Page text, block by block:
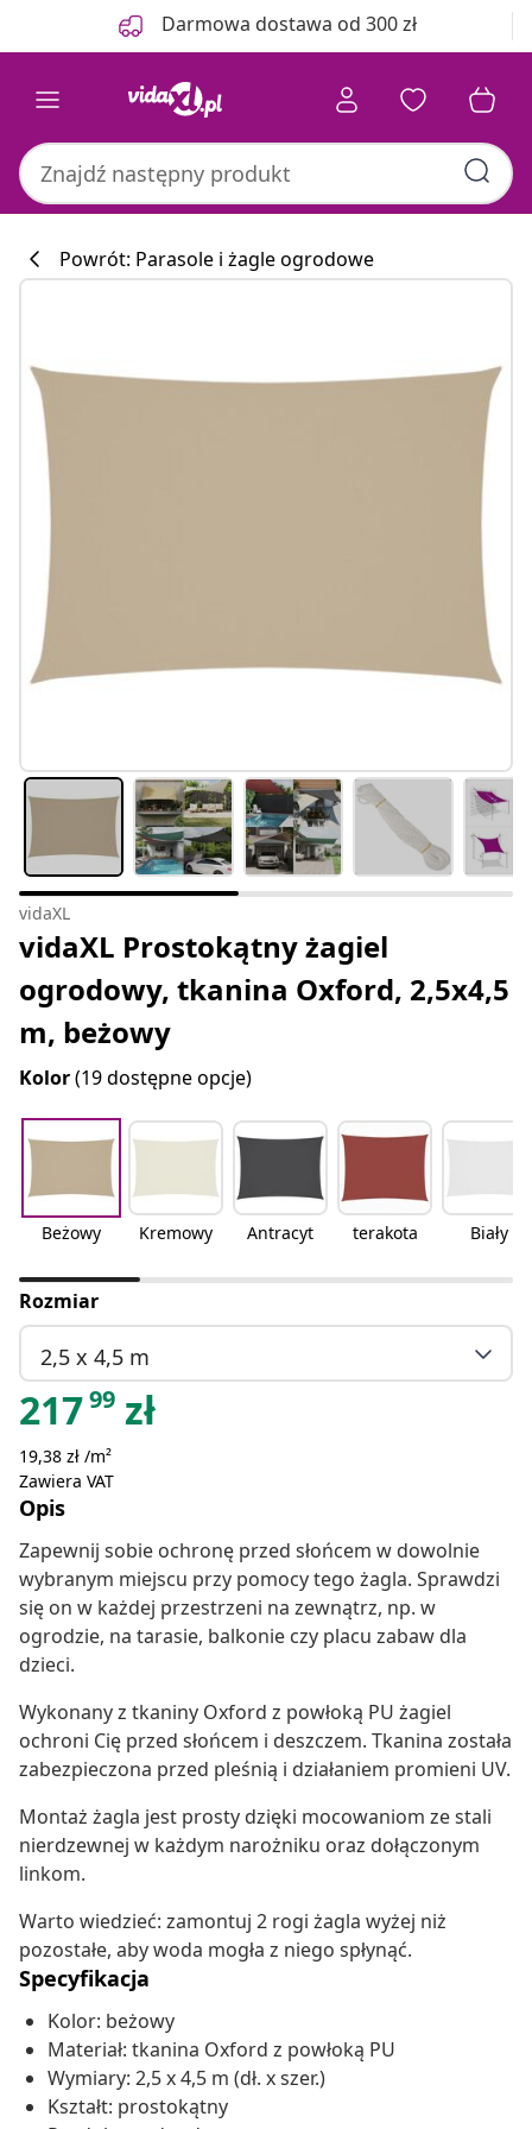
Darmowa dostawa od 300 zł
Powrót: Parasole i żagle ogrodowe
vidaXL
vidaXL Prostokątny żagiel
ogrodowy, tkanina Oxford, 2,5x4,5
m, beżowy
Kolor(19 dostępne opcje)
Beżowy Kremowy Antracyt terakota Biały
Rozmiar
2,5 x 4,5 m
21799 zł
19,38 zł /m²
Zawiera VAT
Opis
Zapewnij sobie ochronę przed słońcem w dowolnie
wybranym miejscu przy pomocy tego żagla. Sprawdzi
się on w każdej przestrzeni na zewnątrz, np. w
ogrodzie, na tarasie, balkonie czy placu zabaw dla
dzieci.
Wykonany z tkaniny Oxford z powłoką PU żagiel
ochroni Cię przed słońcem i deszczem. Tkanina została
zabezpieczona przed pleśnią i działaniem promieni UV.
Montaż żagla jest prosty dzięki mocowaniom ze stali
nierdzewnej w każdym narożniku oraz dołączonym
linkom.
Warto wiedzieć: zamontuj 2 rogi żagla wyżej niż
pozostałe, aby woda mogła z niego spłynąć.
Specyfikacja
Kolor: beżowy
Materiał: tkanina Oxford z powłoką PU
Wymiary: 2,5 x 4,5 m (dł. x szer.)
Kształt: prostokątny